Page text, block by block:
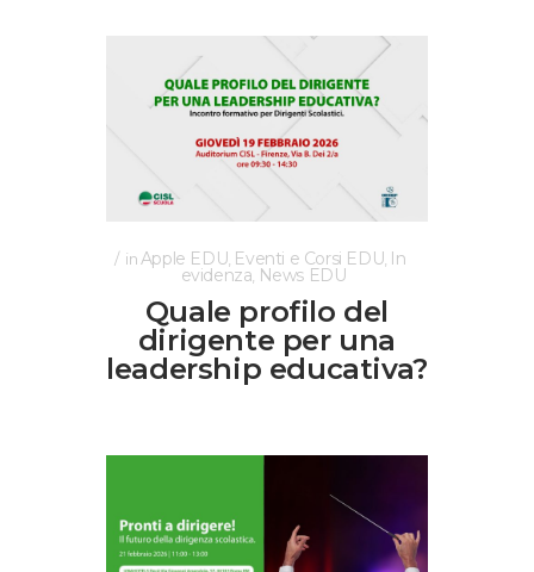
inApple EDU Eventi e Corsi EDU In
evidenza News EDU
Quale profilo del
dirigente per una
leadership educativa?